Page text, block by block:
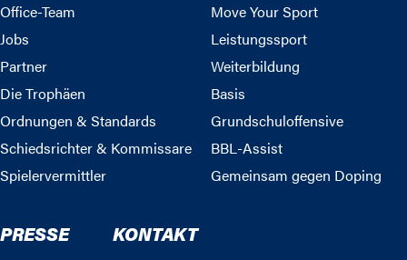
Office-Team
Jobs
Partner
Die Trophäen
Ordnungen & Standards
Schiedsrichter & Kommissare
Spielervermittler
Move Your Sport
Leistungssport
Weiterbildung
Basis
Grundschuloffensive
BBL-Assist
Gemeinsam gegen Doping
PRESSE KONTAKT